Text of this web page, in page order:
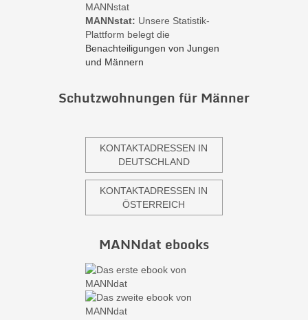
MANNstat: Unsere Statistik-
Plattform belegt die
Benachteiligungen von Jungen
und Männern
Schutzwohnungen für Männer
KONTAKTADRESSEN IN
DEUTSCHLAND
KONTAKTADRESSEN IN
ÖSTERREICH
MANNdat ebooks